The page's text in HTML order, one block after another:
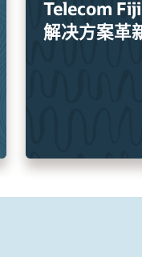
Telecom
解决方案革